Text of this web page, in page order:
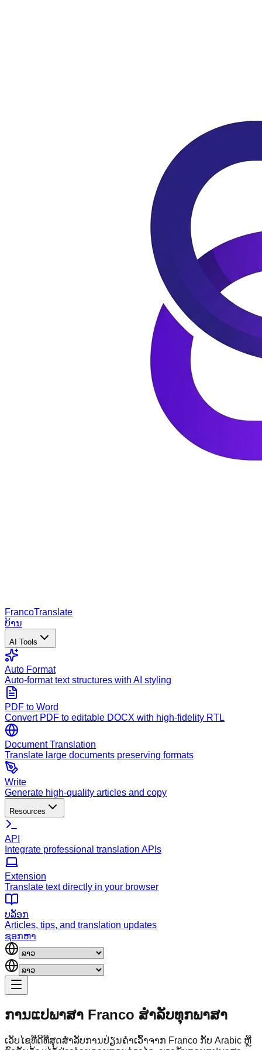
FrancoTranslate
ບ້ານ
AI Tools
Auto Format
Auto-format text structures with AI styling
PDF to Word
Convert PDF to editable DOCX with high-fidelity RTL
Document Translation
Translate large documents preserving formats
Write
Generate high-quality articles and copy
Resources
API
Integrate professional translation APIs
Extension
Translate text directly in your browser
ບລັອກ
Articles, tips, and translation updates
ຊອກຫາ
ການ​ແປ​ພາ​ສາ Franco ສໍາລັບທຸກພາສາ
ເວັບ​ໄຊ​ທີ່​ດີ​ທີ່​ສຸດ​ສໍາ​ລັບ​ການ​ປ່ຽນ​ຄໍາ​ເວົ້າ​ຈາກ Franco ກັບ Arabic ຫຼື​